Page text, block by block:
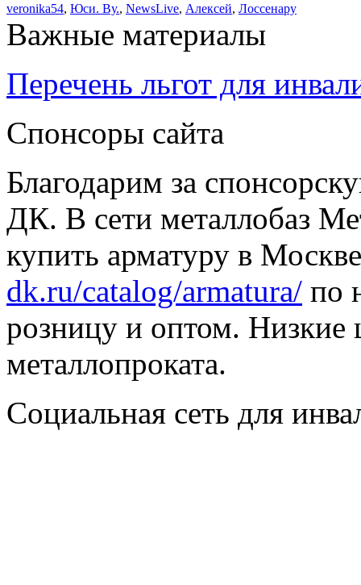
veronika54, Юси. Ву., NewsLive, Алексей, Лоссенару
Важные материалы
Перечень льгот для
Спонсоры сайта
Благодарим за
ДК. В сети металлобаз
купить арматуру в
dk.ru/catalog/armatura/ по
розницу и оптом. Низкие
металлопроката.
Социальная сеть для